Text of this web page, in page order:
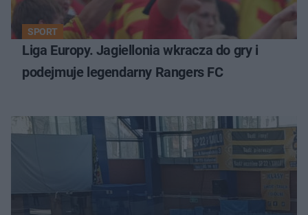
SPORT
Liga Europy. Jagiellonia wkracza do gry i
podejmuje legendarny Rangers FC